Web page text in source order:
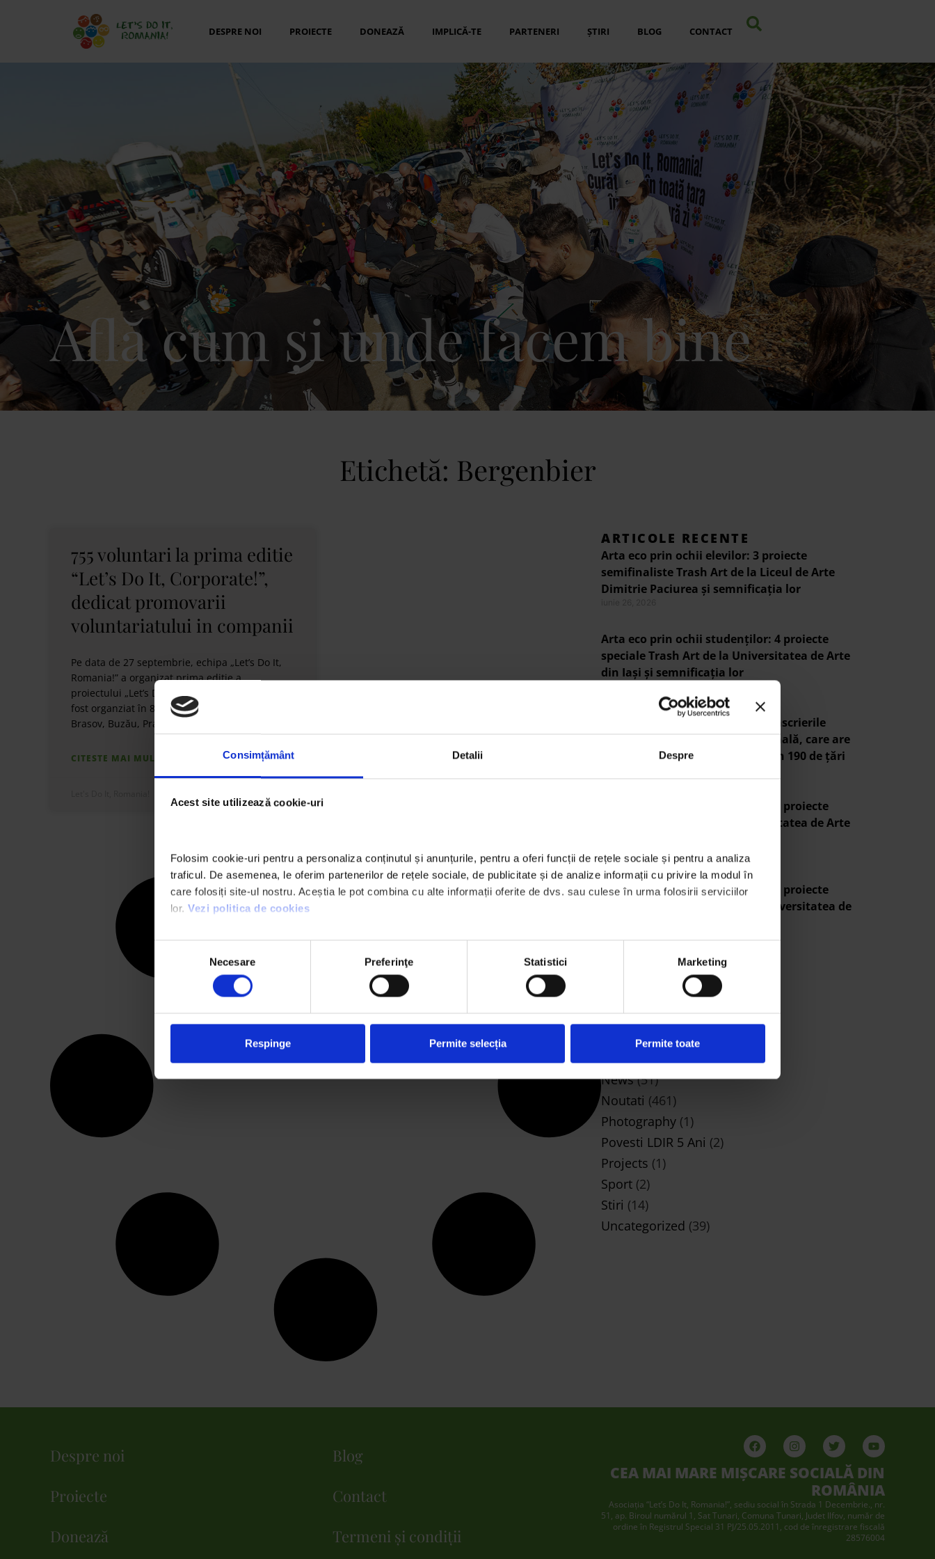
Consimțământ Detalii Despre
Acest site utilizează cookie-uri
Folosim cookie-uri pentru a personaliza conținutul și anunțurile, pentru a oferi funcții de rețele sociale și pentru a analiza
traficul. De asemenea, le oferim partenerilor de rețele sociale, de publicitate și de analize informații cu privire la modul în
care folosiți site-ul nostru. Aceștia le pot combina cu alte informații oferite de dvs. sau culese în urma folosirii serviciilor
lor. Vezi politica de cookies
consimțământului
Necesare Preferinţe Statistici Marketing
Respinge Permite selecția Permite toate
DESPRE NOI PROIECTE DONEAZĂ IMPLICĂ-TE PARTENERI ȘTIRI BLOG CONTACT
Află cum și unde facem bine
Etichetă: Bergenbier
755 voluntari la prima editie
“Let’s Do It, Corporate!”,
dedicat promovarii
voluntariatului in companii
Pe data de 27 septembrie, echipa „Let’s Do It,
Romania!” a organizat prima ediție a
proiectului „Let’s Do It, Corporate!”. Proiectul a
fost organziat în 8 județe: Ilfov, Timiș, Cluj,
Brasov, Buzău, Prahova, Dolj, Constanța
CITESTE MAI MULT »
ARTICOLE RECENTE
Arta eco prin ochii elevilor: 3 proiecte
semifinaliste Trash Art de la Liceul de Arte
Dimitrie Paciurea și semnificația lor
Arta eco prin ochii studenților: 4 proiecte
speciale Trash Art de la Universitatea de Arte
din Iași și semnificația lor
Let’s Do It, Romania! lansează înscrierile
pentru Ziua de Curățenie Națională, care are
loc pe 19 septembrie, simultan în 190 de țări
Arta eco prin ochii studenților: 3 proiecte
speciale Trash Art de la Universitatea de Arte
iunie 2, 2026
Arta eco prin ochii studenților: 3 proiecte
semifinaliste Trash Art de la Universitatea de
CATEGORII
Design(3)
Let's Do It(51)
Music(2)
News(51)
Noutati (461)
Photography (1)
Povesti LDIR 5 Ani (2)
Projects (1)
Sport (2)
Stiri (14)
Uncategorized (39)
Despre noi
Proiecte
Donează
Blog
Contact
Termeni și condiții
CEA MAI MARE MIȘCARE SOCIALĂ DIN
ROMÂNIA
Asociaţia “Let’s Do It, Romania!”, sediu social în Strada 1 Decembrie., nr.
51, ap. Biroul numărul 1, Sat Tunari, Comuna Tunari, Judet Ilfov, număr de
ordine în Registrul Special 31 PJ/25.05.2011, cod de înregistrare fiscală
28576004